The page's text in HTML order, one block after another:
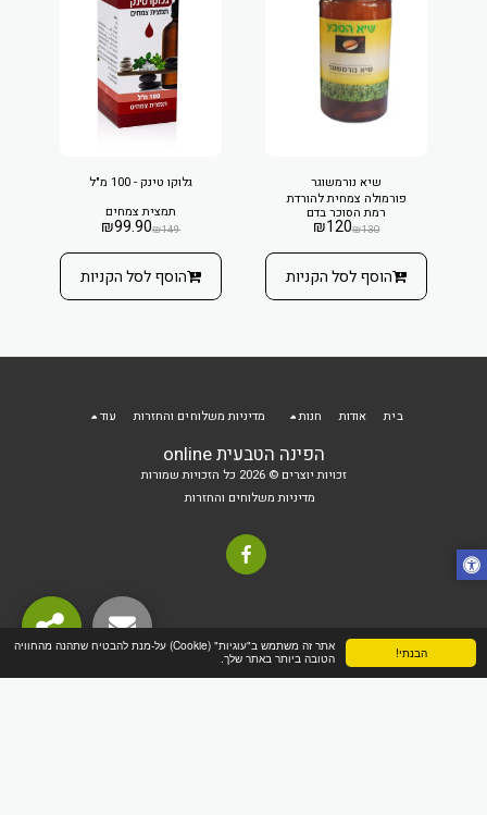
הבנתי!
אתר זה משתמש ב"עוגיות" (Cookie) על-מנת להבטיח שתהנה מהחוויה
הטובה ביותר באתר שלך.
שיא נורמשוגר
פורמולה צמחית להורדת
רמת הסוכר בדם
₪130
₪120
הוסף לסל הקניות
גלוקו טינק - 100 מ"ל
תמצית צמחים
₪149
₪99.90
הוסף לסל הקניות
הפינה הטבעית online
זכויות יוצרים © 2026 כל הזכויות שמורות
מדיניות משלוחים והחזרות
בית אודות חנות מדיניות משלוחים והחזרות עוד